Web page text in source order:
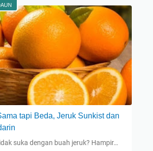
tapi Beda, Jeruk Sunkist dan
suka dengan buah jeruk? Hampir…